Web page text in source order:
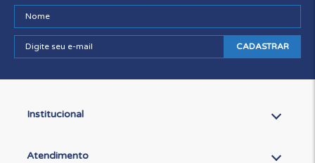
CADASTRAR
Institucional
Atendimento